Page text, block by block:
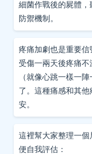
細菌作戰後的屍體
防禦機制。
疼痛加劇也是重要
受傷一兩天後疼痛
（就像心跳一樣一
了。這種痛感和其
安。
這裡幫大家整理一
便自我評估：